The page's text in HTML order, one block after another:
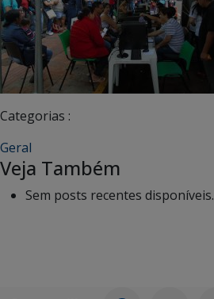
Categorias :
Geral
Veja Também
Sem posts recentes disponíveis.